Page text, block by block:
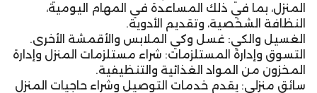
المنزل، بما في ذلك المساعدة في المهام اليومية،
النظافة الشخصية، وتقديم الأدوية.
الغسيل والكي: غسل وكي الملابس والأقمشة الأخرى.
التسوق وإدارة المستلزمات: شراء مستلزمات المنزل وإدارة
المخزون من المواد الغذائية والتنظيفية.
سائق منزلي: يقدم خدمات التوصيل وشراء حاجيات المنزل